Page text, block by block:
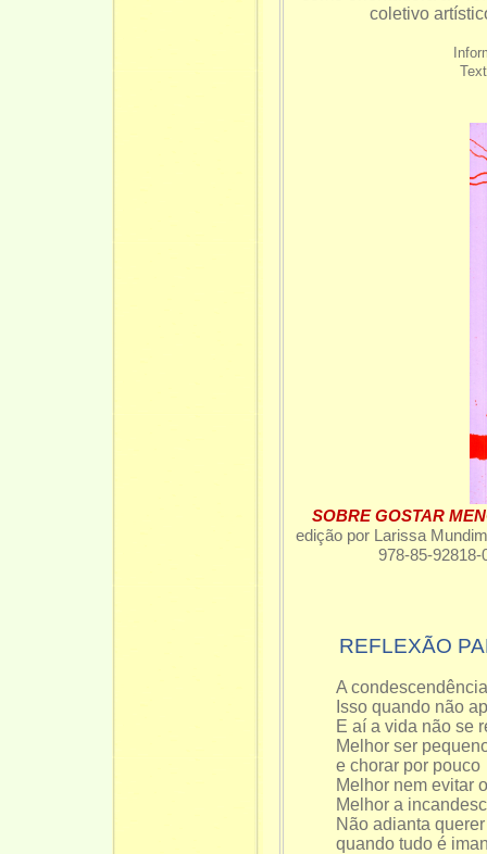
coletivo
SOBRE GOSTAR
edição por Larissa
978-85-
REFLEXÃO
A
Isso quando não
E aí a vida não se
Melhor ser
e chorar por pouco
Melhor nem evitar
Melhor a
Não adianta
quando tudo é